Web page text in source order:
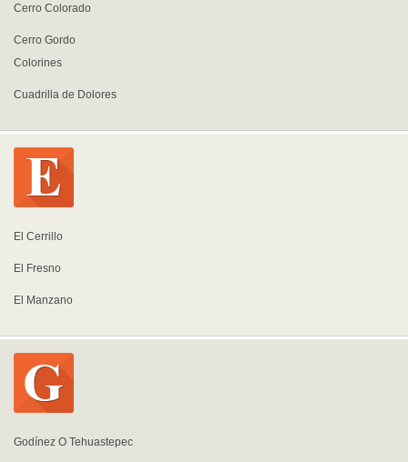
Cerro Colorado
Cerro Gordo
Colorines
Cuadrilla de Dolores
El Cerrillo
El Fresno
El Manzano
Godínez O Tehuastepec